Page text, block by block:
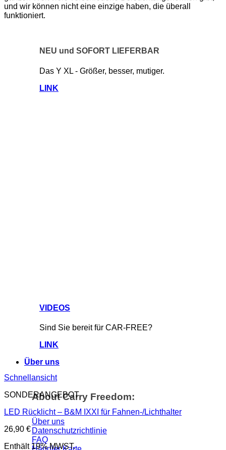
NEU und SOFORT LIEFERBAR
Das Y XL - Größer, besser, mutiger.
LINK
VIDEOS
Sind Sie bereit für CAR-FREE?
LINK
Über uns
About Carry Freedom:
Über uns
Datenschutzrichtlinie
FAQ
und wir können nicht eine einzige haben, die überall
funktioniert.
Schnellansicht
SONDERANGEBOT
LED Rücklicht – B&M IXXI für Fahnen-/Lichthalter
26,90 €
Enthält 19% MWST.